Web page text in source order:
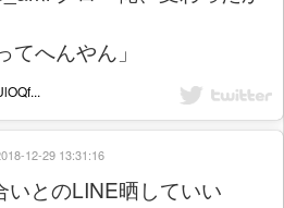
へんやん」
とのLINE晒していい
12-29 13:31:16